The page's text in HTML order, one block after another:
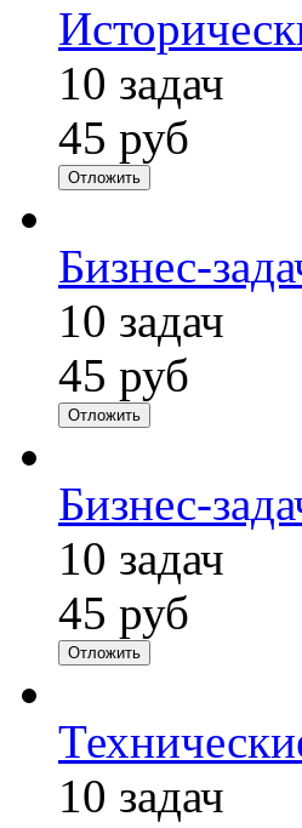
10 задач
45 руб
Отложить
Бизнес-
10 задач
45 руб
Отложить
Бизнес-
10 задач
45 руб
Отложить
10 задач